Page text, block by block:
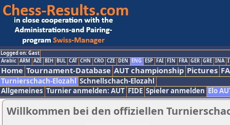
Logged on: Gast
Arabic ARM AZE BIH BUL CAT CHN CRO CZE DEN ENG ESP FAI FIN FRA GER GRE INA
Home Tournament-Database AUT championship Pictures
Turnierschach-Elozahl Schnellschach-Elozahl
Allgemeines Turnier anmelden: AUT FIDE Spieler anmelden Elo
Willkommen bei den offiziellen